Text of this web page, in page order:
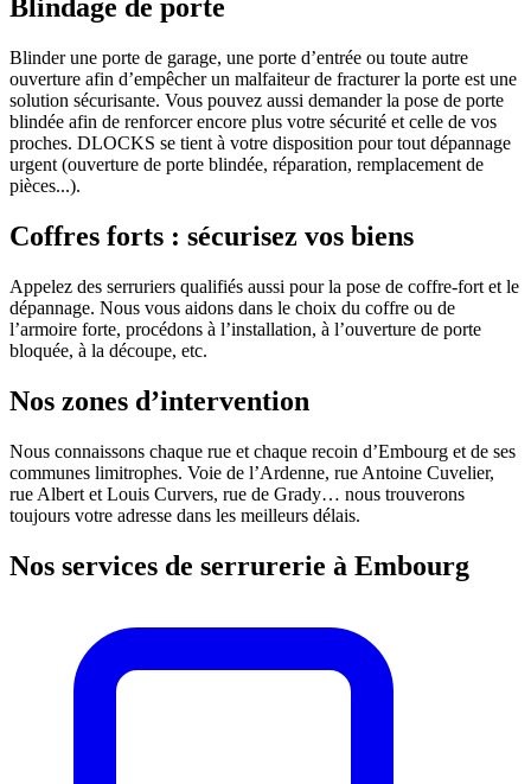
Blindage de porte
Blinder une porte de garage, une porte d’entrée ou toute autre
ouverture afin d’empêcher un malfaiteur de fracturer la porte est une
solution sécurisante. Vous pouvez aussi demander la pose de porte
blindée afin de renforcer encore plus votre sécurité et celle de vos
proches. DLOCKS se tient à votre disposition pour tout dépannage
urgent (ouverture de porte blindée, réparation, remplacement de
pièces...).
Coffres forts : sécurisez vos biens
Appelez des serruriers qualifiés aussi pour la pose de coffre-fort et le
dépannage. Nous vous aidons dans le choix du coffre ou de
l’armoire forte, procédons à l’installation, à l’ouverture de porte
bloquée, à la découpe, etc.
Nos zones d’intervention
Nous connaissons chaque rue et chaque recoin d’Embourg et de ses
communes limitrophes. Voie de l’Ardenne, rue Antoine Cuvelier,
rue Albert et Louis Curvers, rue de Grady… nous trouverons
toujours votre adresse dans les meilleurs délais.
Nos services de serrurerie à Embourg